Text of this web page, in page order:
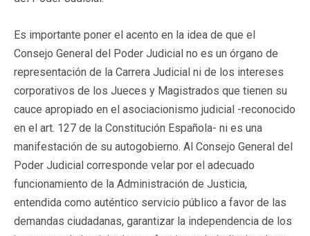
Es importante poner el acento en la idea de que el
Consejo General del Poder Judicial no es un órgano de
representación de la Carrera Judicial ni de los intereses
corporativos de los Jueces y Magistrados que tienen su
cauce apropiado en el asociacionismo judicial -reconocido
en el art. 127 de la Constitución Española- ni es una
manifestación de su autogobierno. Al Consejo General del
Poder Judicial corresponde velar por el adecuado
funcionamiento de la Administración de Justicia,
entendida como auténtico servicio público a favor de las
demandas ciudadanas, garantizar la independencia de los